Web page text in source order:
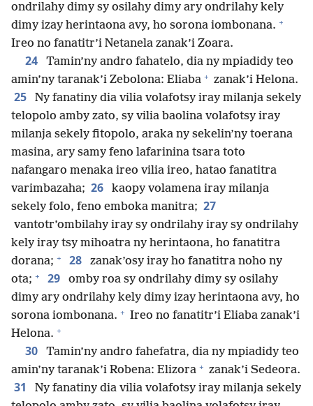
ondrilahy dimy sy osilahy dimy ary ondrilahy kely
dimy izay herintaona avy, ho sorona iombonana. +
Ireo no fanatitr’i Netanela zanak’i Zoara.
24
Tamin’ny andro fahatelo, dia ny mpiadidy teo
amin’ny taranak’i Zebolona: Eliaba + zanak’i Helona.
25
Ny fanatiny dia vilia volafotsy iray milanja sekely
telopolo amby zato, sy vilia baolina volafotsy iray
milanja sekely fitopolo, araka ny sekelin’ny toerana
masina, ary samy feno lafarinina tsara toto
nafangaro menaka ireo vilia ireo, hatao fanatitra
varimbazaha; 26
kaopy volamena iray milanja
sekely folo, feno emboka manitra; 27
vantotr’ombilahy iray sy ondrilahy iray sy ondrilahy
kely iray tsy mihoatra ny herintaona, ho fanatitra
dorana; + 28
zanak’osy iray ho fanatitra noho ny
ota; + 29
omby roa sy ondrilahy dimy sy osilahy
dimy ary ondrilahy kely dimy izay herintaona avy, ho
sorona iombonana. + Ireo no fanatitr’i Eliaba zanak’i
Helona. +
30
Tamin’ny andro fahefatra, dia ny mpiadidy teo
amin’ny taranak’i Robena: Elizora + zanak’i Sedeora.
31
Ny fanatiny dia vilia volafotsy iray milanja sekely